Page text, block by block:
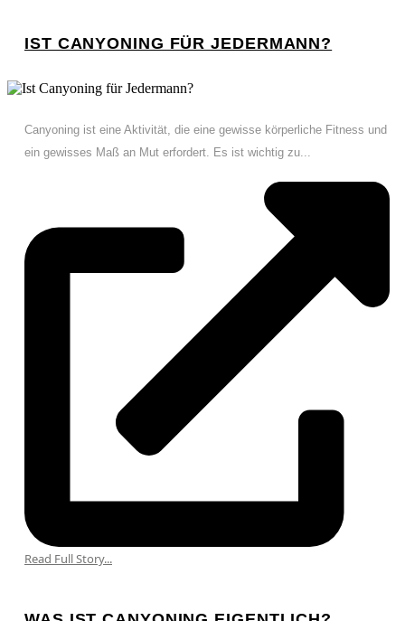
IST CANYONING FÜR JEDERMANN?
Canyoning ist eine Aktivität, die eine gewisse körperliche Fitness und
ein gewisses Maß an Mut erfordert. Es ist wichtig zu...
Read Full Story...